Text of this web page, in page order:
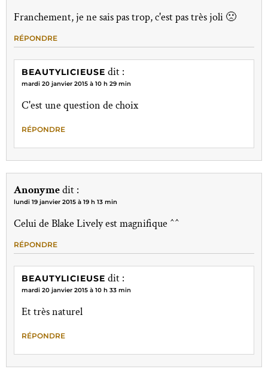
Franchement, je ne sais pas trop, c'est pas très joli 🙁
RÉPONDRE
BEAUTYLICIEUSE dit :
mardi 20 janvier 2015 à 10 h 29 min
C'est une question de choix
RÉPONDRE
Anonymedit :
lundi 19 janvier 2015 à 19 h 13 min
Celui de Blake Lively est magnifique ^^
RÉPONDRE
BEAUTYLICIEUSE dit :
mardi 20 janvier 2015 à 10 h 33 min
Et très naturel
RÉPONDRE